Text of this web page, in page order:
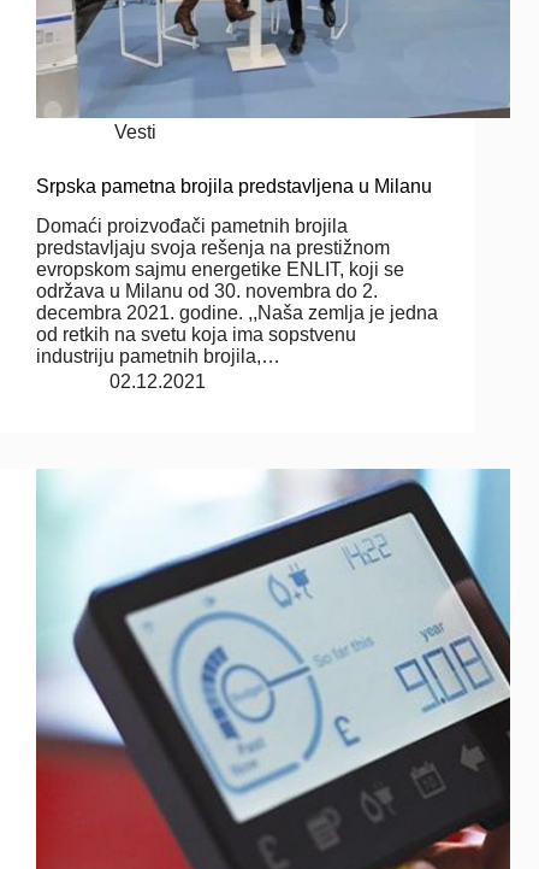
Vesti
Srpska pametna brojila predstavljena u Milanu
Domaći proizvođači pametnih brojila
predstavljaju svoja rešenja na prestižnom
evropskom sajmu energetike ENLIT, koji se
održava u Milanu od 30. novembra do 2.
decembra 2021. godine. ,,Naša zemlja je jedna
od retkih na svetu koja ima sopstvenu
industriju pametnih brojila,…
02.12.2021